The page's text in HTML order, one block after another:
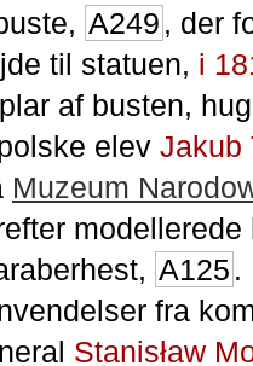
A249 , der
til statuen, i
af busten,
elev Jakub
Muzeum
modellerede
A125 .
fra
Stanisław